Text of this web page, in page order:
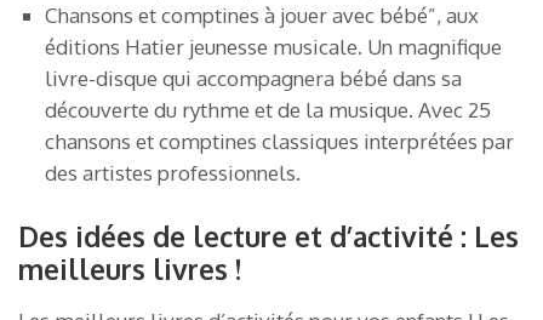
Chansons et comptines à jouer avec bébé”, aux
éditions Hatier jeunesse musicale. Un magnifique
livre-disque qui accompagnera bébé dans sa
découverte du rythme et de la musique. Avec 25
chansons et comptines classiques interprétées par
des artistes professionnels.
Des idées de lecture et d’activité : Les
meilleurs livres !